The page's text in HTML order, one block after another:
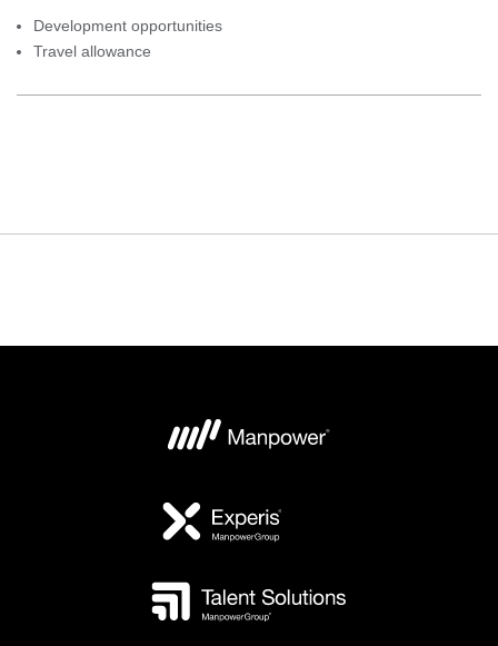
Development opportunities
Travel allowance